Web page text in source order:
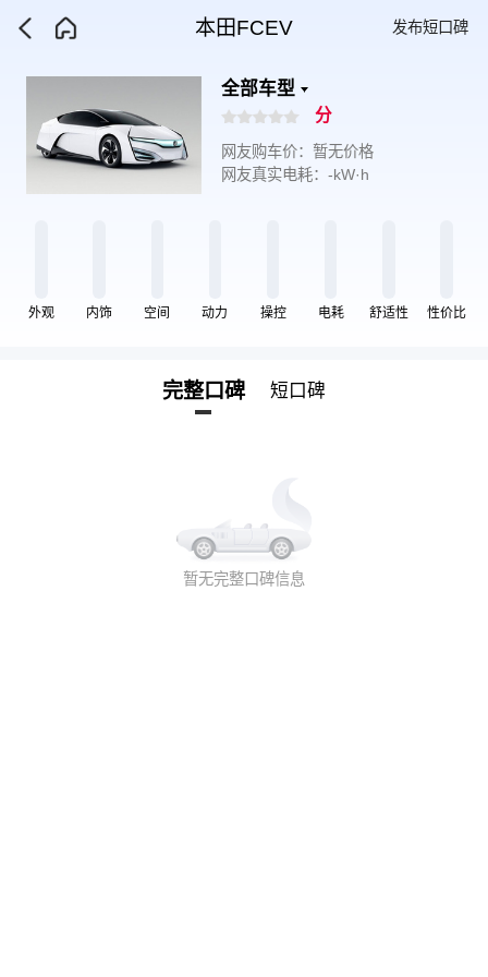
本田FCEV 发布短口碑
全部车型
分
网友购车价：暂无价格
网友真实电耗：-kW·h
外观 内饰 空间 动力 操控 电耗 舒适性 性价比
完整口碑 短口碑
暂无完整口碑信息